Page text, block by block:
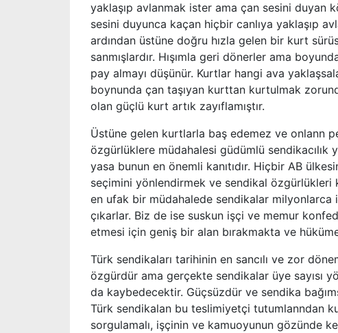
yaklaşıp avlanmak ister ama çan sesini duyan
sesini duyunca kaçan hiçbir canlıya yaklaşıp
ardından üstüne doğru hızla gelen bir kurt
sanmışlardır. Hışımla geri dönerler ama
pay almayı düşünür. Kurtlar hangi ava
boynunda çan taşıyan kurttan kurtulmak
olan güçlü kurt artık zayıflamıştır.
Üstüne gelen kurtlarla baş edemez ve onlann
özgürlüklere müdahalesi güdümlü sendikacılık
yasa bunun en önemli kanıtıdır. Hiçbir AB
seçimini yönlendirmek ve sendikal özgürlükleri
en ufak bir müdahalede sendikalar
çıkarlar. Biz de ise suskun işçi ve memur
etmesi için geniş bir alan bırakmakta ve
Türk sendikaları tarihinin en sancılı ve zor
özgürdür ama gerçekte sendikalar üye sayısı
da kaybedecektir. Güçsüzdür ve sendika
Türk sendikalan bu teslimiyetçi tutumlanndan
sorgulamalı, işçinin ve kamuoyunun gözünde